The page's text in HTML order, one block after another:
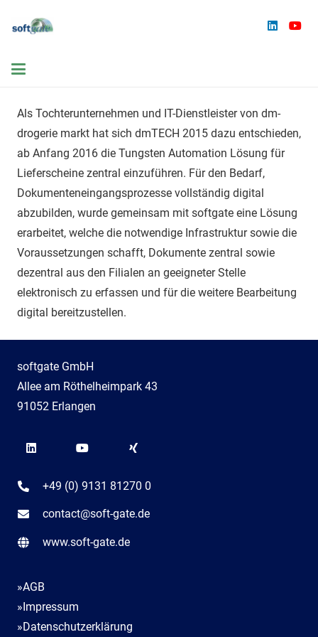
Als Tochterunternehmen und IT-Dienstleister von dm-
drogerie markt hat sich dmTECH 2015 dazu entschieden,
ab Anfang 2016 die Tungsten Automation Lösung für
Lieferscheine zentral einzuführen. Für den Bedarf,
Dokumenteneingangsprozesse vollständig digital
abzubilden, wurde gemeinsam mit softgate eine Lösung
erarbeitet, welche die notwendige Infrastruktur sowie die
Voraussetzungen schafft, Dokumente zentral sowie
dezentral aus den Filialen an geeigneter Stelle
elektronisch zu erfassen und für die weitere Bearbeitung
digital bereitzustellen.
softgate GmbH
Allee am Röthelheimpark 43
91052 Erlangen
+49 (0) 9131 81270 0
contact@soft-gate.de
www.soft-gate.de
»AGB
»Impressum
»Datenschutzerklärung